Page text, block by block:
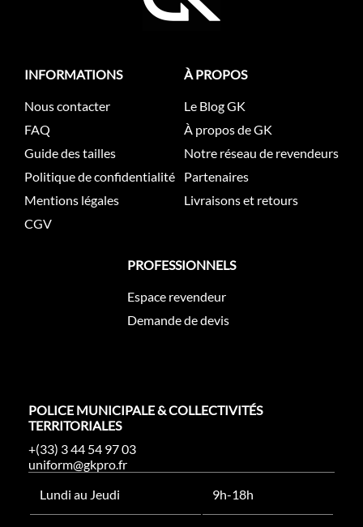
INFORMATIONS
Nous contacter
FAQ
Guide des tailles
Politique de confidentialité
Mentions légales
CGV
À PROPOS
Le Blog GK
À propos de GK
Notre réseau de revendeurs
Partenaires
Livraisons et retours
PROFESSIONNELS
Espace revendeur
Demande de devis
POLICE MUNICIPALE & COLLECTIVITÉS
TERRITORIALES
+(33) 3 44 54 97 03
uniform@gkpro.fr
Lundi au Jeudi
9h-18h